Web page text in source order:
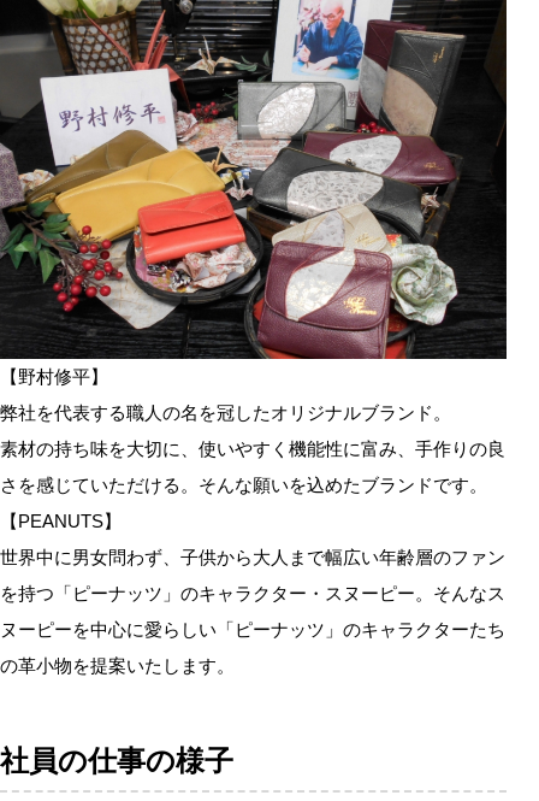
【野村修平】
弊社を代表する職人の名を冠したオリジナルブランド。
素材の持ち味を大切に、使いやすく機能性に富み、手作りの良
さを感じていただける。そんな願いを込めたブランドです。
【PEANUTS】
世界中に男女問わず、子供から大人まで幅広い年齢層のファン
を持つ「ピーナッツ」のキャラクター・スヌーピー。そんなス
ヌーピーを中心に愛らしい「ピーナッツ」のキャラクターたち
の革小物を提案いたします。
社員の仕事の様子